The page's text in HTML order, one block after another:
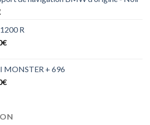
R
€
MONSTER + 696
€